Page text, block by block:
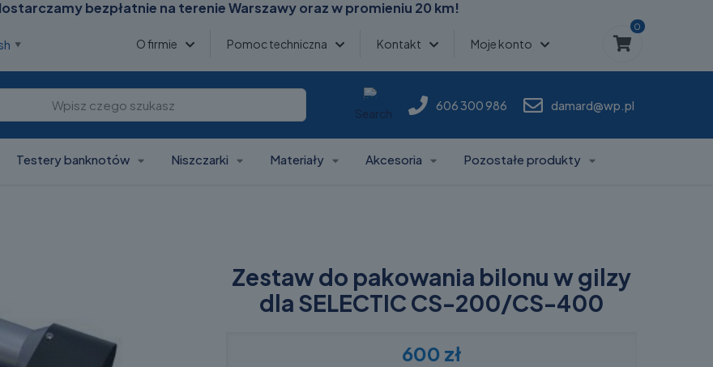
bezpłatnie na terenie Warszawy oraz w promieniu 20 km!
▼ O firmie Pomoc techniczna Kontakt Moje konto
0
Search
606 300 986 damard@wp.pl
Testery banknotów Niszczarki Materiały Akcesoria Pozostałe produkty
Zestaw do pakowania bilonu w gilzy
dla SELECTIC CS-200/CS-400
600 zł